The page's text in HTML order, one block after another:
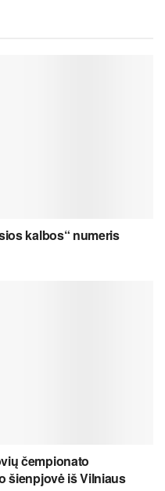
kalbos“ numeris
čempionato
šienpjovė iš Vilniaus